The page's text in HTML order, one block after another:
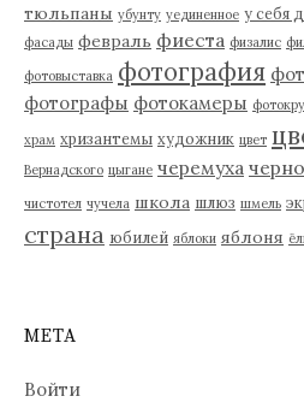
тюльпаны убунту уединенное у себя
фасады февраль фиеста физалис
фотовыставка фотография
фотографы фотокамеры
храм хризантемы художник цвет
Вернадского цыгане черемуха
чистотел чучела школа шлюз шмель
страна юбилей яблоки яблоня
МЕТА
Войти